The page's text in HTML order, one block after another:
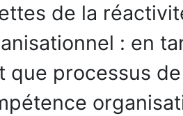
de la
: en
que processus